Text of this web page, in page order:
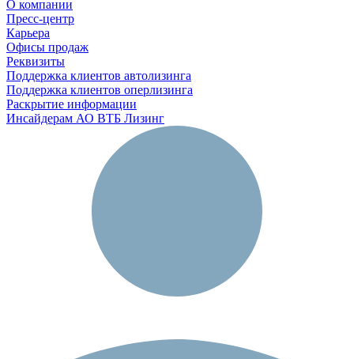
О компании
Пресс-центр
Карьера
Офисы продаж
Реквизиты
Поддержка клиентов автолизинга
Поддержка клиентов оперлизинга
Раскрытие информации
Инсайдерам АО ВТБ Лизинг